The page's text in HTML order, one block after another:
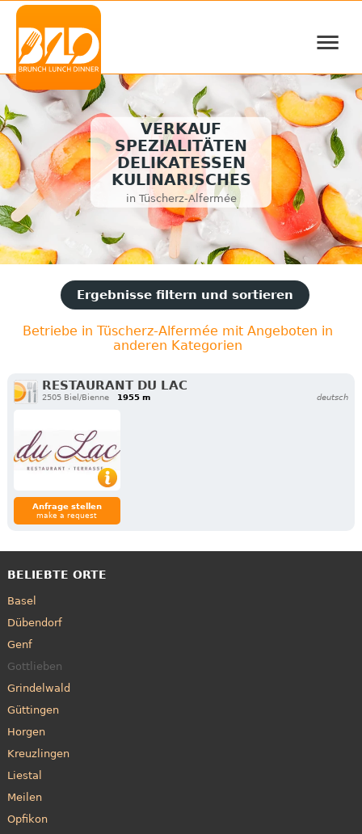
≡
VERKAUF
SPEZIALITÄTEN
DELIKATESSEN
KULINARISCHES
in Tüscherz-Alfermée
Ergebnisse filtern und sortieren
Betriebe in Tüscherz-Alfermée mit Angeboten in
anderen Kategorien
RESTAURANT DU LAC
2505 Biel/Bienne 1955 m deutsch
Anfrage stellen
make a request
BELIEBTE ORTE
Basel
Dübendorf
Genf
Gottlieben
Grindelwald
Güttingen
Horgen
Kreuzlingen
Liestal
Meilen
Opfikon